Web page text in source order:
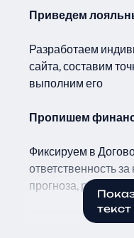
Приведем
Разработаем
сайта, составим
выполним его
Пропишем
Фиксируем в
ответственность
прогноза, работаем
текст